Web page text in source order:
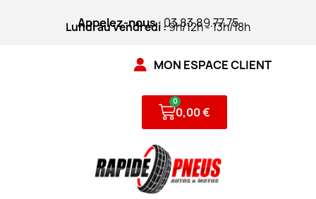
Appelez-nous: 03.83.89.77.75
Lundi au vendredi :9h/12h - 13h/18h
MON ESPACE CLIENT
0,00 €